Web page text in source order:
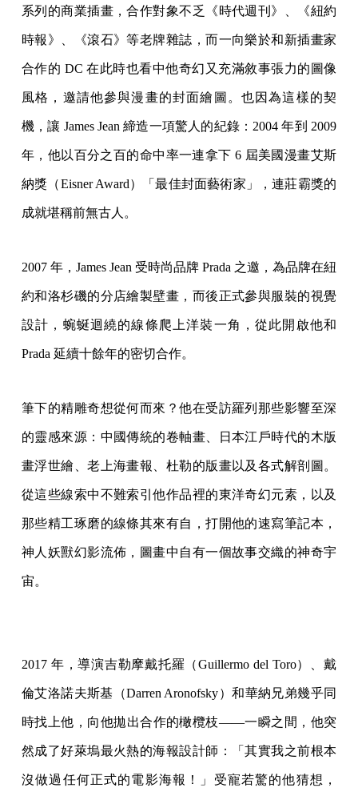
系列的商業插畫，合作對象不乏《時代週刊》、《紐約
時報》、《滾石》等老牌雜誌，而一向樂於和新插畫家
合作的 DC 在此時也看中他奇幻又充滿敘事張力的圖像
風格，邀請他參與漫畫的封面繪圖。也因為這樣的契
機，讓 James Jean 締造一項驚人的紀錄：2004 年到 2009
年，他以百分之百的命中率一連拿下 6 屆美國漫畫艾斯
納獎（Eisner Award）「最佳封面藝術家」，連莊霸獎的
成就堪稱前無古人。
2007 年，James Jean 受時尚品牌 Prada 之邀，為品牌在紐
約和洛杉磯的分店繪製壁畫，而後正式參與服裝的視覺
設計，蜿蜒迴繞的線條爬上洋裝一角，從此開啟他和
Prada 延續十餘年的密切合作。
筆下的精雕奇想從何而來？他在受訪羅列那些影響至深
的靈感來源：中國傳統的卷軸畫、日本江戶時代的木版
畫浮世繪、老上海畫報、杜勒的版畫以及各式解剖圖。
從這些線索中不難索引他作品裡的東洋奇幻元素，以及
那些精工琢磨的線條其來有自，打開他的速寫筆記本，
神人妖獸幻影流佈，圖畫中自有一個故事交織的神奇宇
宙。
2017 年，導演吉勒摩戴托羅（Guillermo del Toro）、戴
倫艾洛諾夫斯基（Darren Aronofsky）和華納兄弟幾乎同
時找上他，向他拋出合作的橄欖枝——一瞬之間，他突
然成了好萊塢最火熱的海報設計師：「其實我之前根本
沒做過任何正式的電影海報！」受寵若驚的他猜想，